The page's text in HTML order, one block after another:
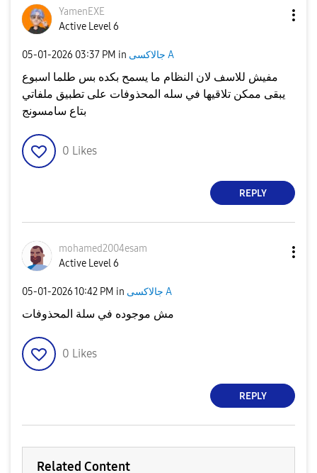
YamenEXE
Active Level 6
‎05-01-2026 03:37 PM in جالاكسى A
مفيش للاسف لان النظام ما يسمح بكده بس طلما اسبوع
يبقى ممكن تلاقيها في سله المحذوفات على تطبيق ملفاتي
بتاع سامسونج
0 Likes
REPLY
mohamed2004esam
Active Level 6
‎05-01-202610:42 PM in جالاكسى A
مش موجوده في سلة المحذوفات
0 Likes
REPLY
Related Content